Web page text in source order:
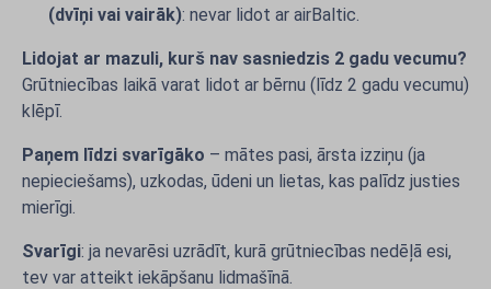
(dvīņi vai vairāk): nevar lidot ar airBaltic.
Lidojat ar mazuli, kurš nav sasniedzis 2 gadu vecumu?
Grūtniecības laikā varat lidot ar bērnu (līdz 2 gadu vecumu)
klēpī.
Paņem līdzi svarīgāko – mātes pasi, ārsta izziņu (ja
nepieciešams), uzkodas, ūdeni un lietas, kas palīdz justies
mierīgi.
Svarīgi: ja nevarēsi uzrādīt, kurā grūtniecības nedēļā esi,
tev var atteikt iekāpšanu lidmašīnā.